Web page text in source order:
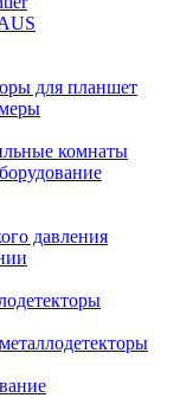
для планшет
комнаты
давления